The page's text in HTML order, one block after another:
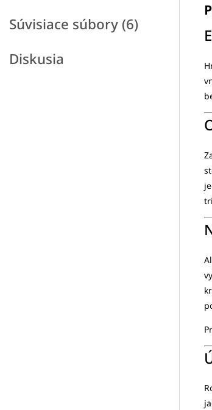
Súvisiace súbory (6)
Diskusia